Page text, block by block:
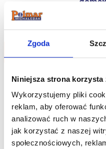
Zgoda
Niniejsza strona
Wykorzystujemy pliki
reklam, aby oferować
analizować ruch w
jak korzystać z naszej
społecznościowych,